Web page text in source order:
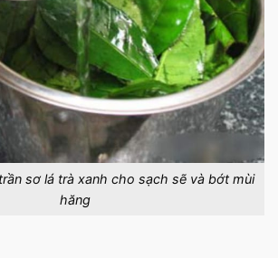
sơ lá trà xanh cho sạch sẽ và bớt mùi
hăng